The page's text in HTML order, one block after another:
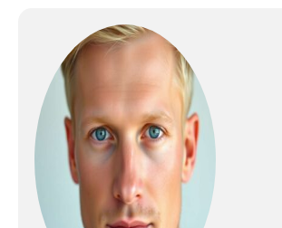
corps,
tonifier et à
silhouette tout
augmentant le
métabolisme.
effet,
davantage de
même lors de
courtes. 【